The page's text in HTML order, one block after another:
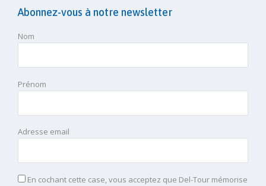
Abonnez-vous à notre newsletter
Nom
Prénom
Adresse email
En cochant cette case, vous acceptez que Del-Tour mémorise